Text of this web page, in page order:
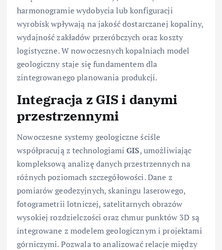
harmonogramie wydobycia lub konfiguracji
wyrobisk wpływają na jakość dostarczanej kopaliny,
wydajność zakładów przeróbczych oraz koszty
logistyczne. W nowoczesnych kopalniach model
geologiczny staje się fundamentem dla
zintegrowanego planowania produkcji.
Integracja z GIS i danymi
przestrzennymi
Nowoczesne systemy geologiczne ściśle
współpracują z technologiamiGIS, umożliwiając
kompleksową analizę danych przestrzennych na
różnych poziomach szczegółowości. Dane z
pomiarów geodezyjnych, skaningu laserowego,
fotogrametrii lotniczej, satelitarnych obrazów
wysokiej rozdzielczości oraz chmur punktów 3D są
integrowane z modelem geologicznym i projektami
górniczymi. Pozwala to analizować relacje między